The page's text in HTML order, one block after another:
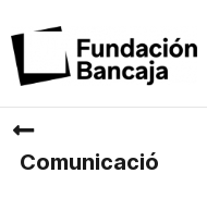
Comunicació